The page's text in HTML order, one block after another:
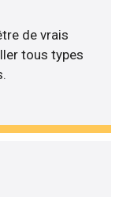
de vrais
tous types